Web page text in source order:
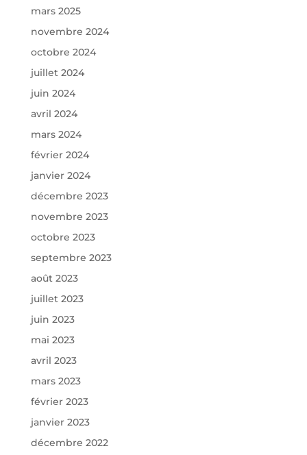
mars 2025
novembre 2024
octobre 2024
juillet 2024
juin 2024
avril 2024
mars 2024
février 2024
janvier 2024
décembre 2023
novembre 2023
octobre 2023
septembre 2023
août 2023
juillet 2023
juin 2023
mai 2023
avril 2023
mars 2023
février 2023
janvier 2023
décembre 2022